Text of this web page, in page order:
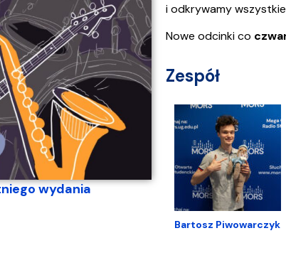
wydania
i odkrywamy
Nowe odcinki co
Zespół
Bartosz Piwowarczyk